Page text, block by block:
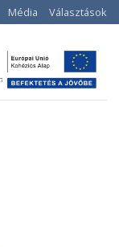
Média Választások